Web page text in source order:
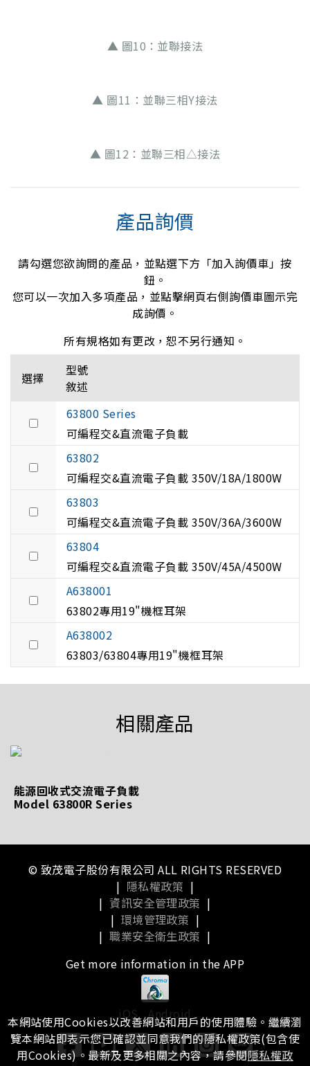
▲ 圖10：並聯接法
▲ 圖11：並聯三相Y接法
▲ 圖12：並聯三相△接法
產品詢價
請勾選您欲詢問的產品，並點選下方「加入詢價車」按
鈕。
您可以一次加入多項產品，並點擊網頁右側詢價車圖示完
成詢價。
所有規格如有更改，恕不另行通知。
選擇
型號
敘述
63800 Series
可編程交&直流電子負載
63802
可編程交&直流電子負載 350V/18A/1800W
63803
可編程交&直流電子負載 350V/36A/3600W
63804
可編程交&直流電子負載 350V/45A/4500W
A638001
63802專用19"機框耳架
A638002
63803/63804專用19"機框耳架
相關產品
能源回收式交流電子負載
Model 63800R Series
© 致茂電子股份有限公司 ALL RIGHTS RESERVED
| 隱私權政策 |
| 資訊安全管理政策 |
| 環境管理政策 |
| 職業安全衛生政策 |
Get more information in the APP
iOS Android
本網站使用Cookies以改善網站和用戶的使用體驗。繼續瀏
覽本網站即表示您已確認並同意我們的隱私權政策(包含使
用Cookies)。最新及更多相關之內容，請參閱隱私權政